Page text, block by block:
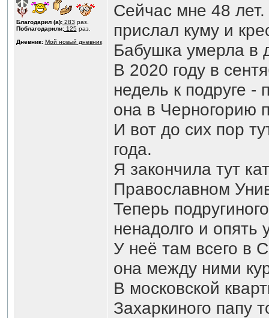
Благодарил (а):283 раз.
Поблагодарили:125раз.
Дневник: Мой новый дневник
Сейчас мне 48
прислал куму и
Бабушка умерла в
В 2020 году в
недель к подруге
она в Черногорию
И вот до сих пор
года.
Я закончила тут
Православном
Теперь
ненадолго и опять
У неё там всего в
она между ними
В московской
Захаркиного папу